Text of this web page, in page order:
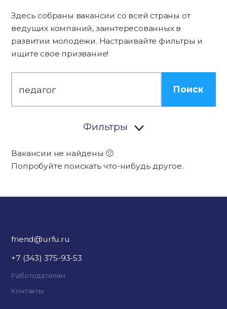
Здесь собраны вакансии со всей страны от
ведущих компаний, заинтересованных в
развитии молодежи. Настраивайте фильтры и
ищите свое призвание!
Поиск
Фильтры
Вакансии не найдены 🙁
Попробуйте поискать что-нибудь другое.
friend@urfu.ru
+7 (343) 375-93-53
Работодателям
Контакты